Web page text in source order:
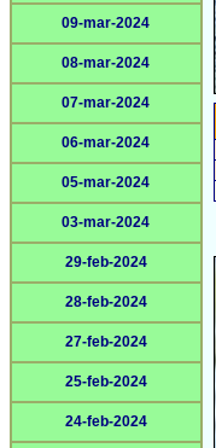
09-mar-2024
08-mar-2024
07-mar-2024
06-mar-2024
05-mar-2024
03-mar-2024
29-feb-2024
28-feb-2024
27-feb-2024
25-feb-2024
24-feb-2024